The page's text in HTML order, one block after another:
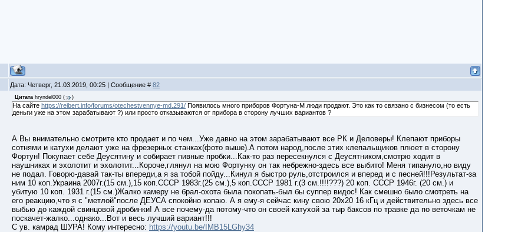
Дата: Четверг, 21.03.2019, 00:25 | Сообщение # 82
Цитата hryndel000( )
На сайте https://reibert.info/forums/otechestvennye-md.291/Появилось много приборов Фортуна-М люди продают. Это как то связано с бизнесом (то есть
деньги уже на этом зарабатывают ?) или просто отказываются от прибора в сторону лучших вариантов ?
А Вы внимательно смотрите кто продает и по чем...Уже давно на этом зарабатывают все РК и Деловеры! Клепают приборы
сотнями и катухи делают уже на фрезерных станках(фото выше).А потом народ,после этих клепальщиков плюет в сторону
Фортун! Покупает себе Деусятину и собирает пивные пробки...Как-то раз пересекнулся с Деусятником,смотрю ходит в
наушниках и эхолотит и эхолотит...Короче,глянул на мою Фортунку он так небрежно-здесь все выбито! Меня типануло,но виду
не подал. Говорю-давай так-ты впереди,а я за тобой пойду...Кинул я быстро руль,отстроился и вперед и с песней!!!Результат-за
ним 10 коп.Украина 2007г.(15 см.),15 коп.СССР 1983г.(25 см.),5 коп.СССР 1981 г.(3 см.!!!!???) 20 коп. СССР 1946г. (20 см.) и
убитую 10 коп. 1931 г.(15 см.)Жалко камеру не брал-охота была покопать-был бы суппер видос! Как смешно было смотреть на
его реакцию,что я с "метлой"после ДЕУСА спокойно копаю. А я ему-я сейчас кину свою 20х20 16 кГц и действительно здесь все
выбью до каждой свинцовой дробинки! А все почему-да потому-что он своей катухой за тыр баксов по травке да по веточкам не
поскачет-жалко...однако...Вот и весь лучший вариант!!!
С ув. камрад ШУРА! Кому интересно: https://youtu.be/IMB15LGhy34